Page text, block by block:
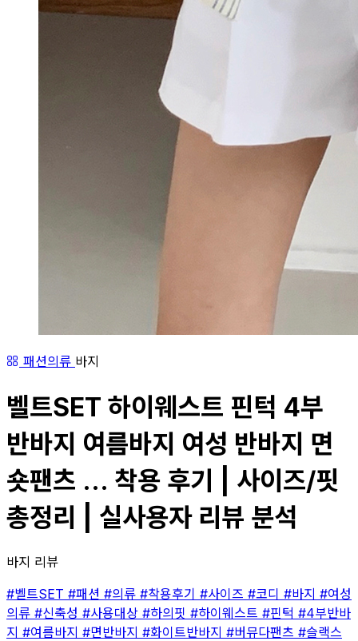
패션의류 바지
벨트SET 하이웨스트 핀턱 4부
반바지 여름바지 여성 반바지 면
숏팬츠 ... 착용 후기 | 사이즈/핏
총정리 | 실사용자 리뷰 분석
바지 리뷰
#벨트SET #패션 #의류 #착용후기 #사이즈 #코디 #바지 #여성
의류 #신축성 #사용대상 #하의핏 #하이웨스트 #핀턱 #4부반바
지 #여름바지 #면반바지 #화이트반바지 #버뮤다팬츠 #슬랙스